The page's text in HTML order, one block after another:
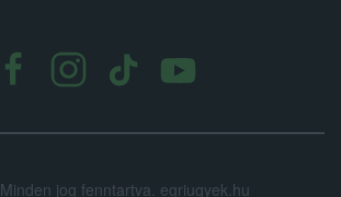
Minden jog fenntartva. egriugyek.hu